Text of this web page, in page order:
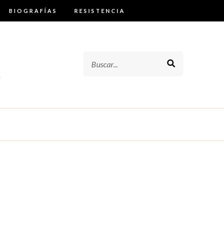
BIOGRAFÍAS RESISTENCIA